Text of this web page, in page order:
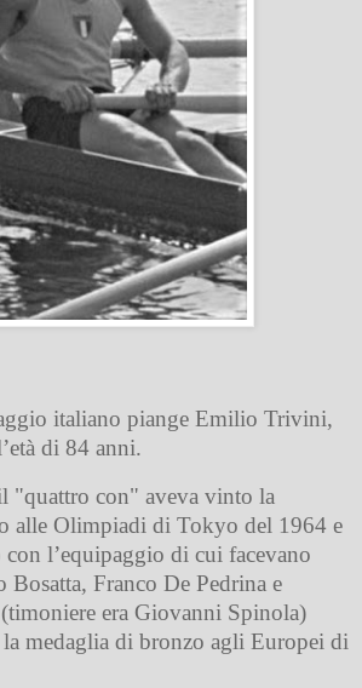
italiano piange Emilio Trivini,
di 84 anni.
"quattro con" aveva vinto la
alle Olimpiadi di Tokyo del 1964 e
con l’equipaggio di cui facevano
Bosatta, Franco De Pedrina e
era Giovanni Spinola)
medaglia di bronzo agli Europei di